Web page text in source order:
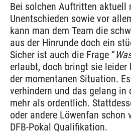
Bei solchen Auftritten aktuell
Unentschieden sowie vor
kann man dem Team die
aus der Hinrunde doch ein
Sicher ist auch die Frage “
erlaubt, doch bringt sie leider
der momentanen Situation.
verhindern und das gelang in
mehr als ordentlich.
oder andere Löwenfan schon
DFB-Pokal Qualifikation.